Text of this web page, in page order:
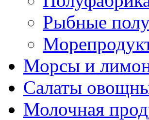
Рыбные
Морсы и
Салаты
Молочная